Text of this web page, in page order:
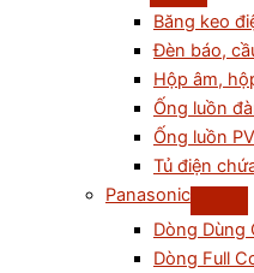
Băng keo
Đèn báo,
Hộp âm,
Ống luồn
Ống luồn
Tủ điện
Panasonic
Dòng Dùng
Dòng Full